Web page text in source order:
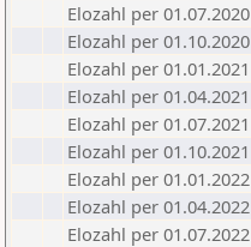
Elozahl per 01.07.2020
Elozahl per 01.10.2020
Elozahl per 01.01.2021
Elozahl per 01.04.2021
Elozahl per 01.07.2021
Elozahl per 01.10.2021
Elozahl per 01.01.2022
Elozahl per 01.04.2022
Elozahl per 01.07.2022